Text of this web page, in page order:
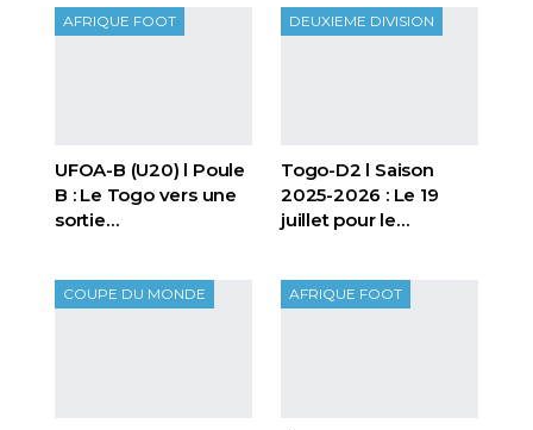
AFRIQUE FOOT
UFOA-B (U20) l Poule
B : Le Togo vers une
sortie…
DEUXIEME DIVISION
Togo-D2 l Saison
2025-2026 : Le 19
juillet pour le…
COUPE DU MONDE AFRIQUE FOOT